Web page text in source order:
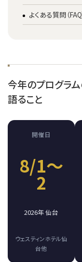
よくある質問（FAQ
今年のプログラ
語ること
開催日
8/1〜
2
2026年 仙台
ウェスティンホテル仙
台他